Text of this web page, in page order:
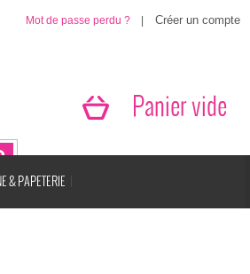
Mot de passe perdu ?
Panier vide
& PAPETERIE